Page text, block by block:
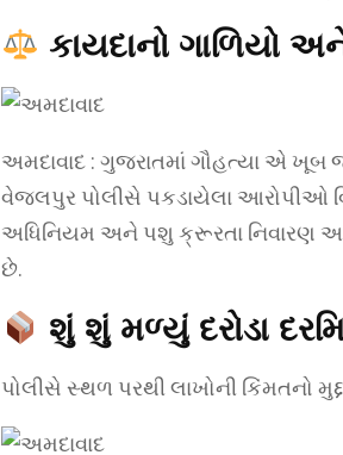
કાયદાનો ગાળિયો
અમદાવાદ : ગુજરાતમાં ગૌહત્યા એ
વેજલપુર પોલીસે પકડાયેલા આરોપીઓ
અધિનિયમ અને પશુ ક્રૂરતા નિવારણ
છે.
શું શું મળ્યું દરોડા
પોલીસે સ્થળ પરથી લાખોની કિંમતનો